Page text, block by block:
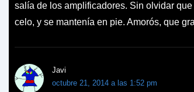
salía de los amplificadores. Sin olvidar
celo, y se mantenía en pie. Amorós, que
Javi
octubre 21, 2014 a las 1:52 pm